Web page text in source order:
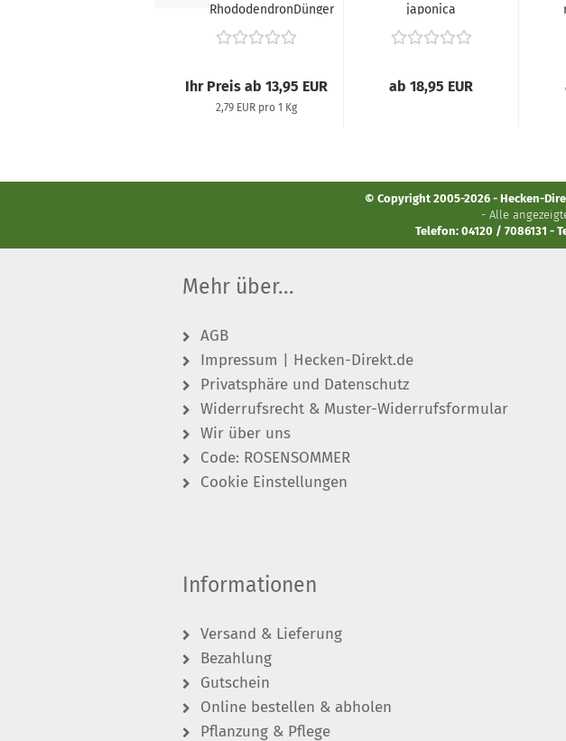
RhododendronDünger
(Organischer...
Ihr Preis ab 13,95 EUR
2,79 EUR pro 1 Kg
japonica
'Rubella' -
(Japanische...
ab 18,95 EUR
© Copyright 2005-2026 - Hecken-
- Alle
Telefon: 04120 / 7086131 -
Mehr über...
AGB
Impressum | Hecken-Direkt.de
Privatsphäre und Datenschutz
Widerrufsrecht & Muster-Widerrufsformular
Wir über uns
Code: ROSENSOMMER
Cookie Einstellungen
Informationen
Versand & Lieferung
Bezahlung
Gutschein
Online bestellen & abholen
Pflanzung & Pflege